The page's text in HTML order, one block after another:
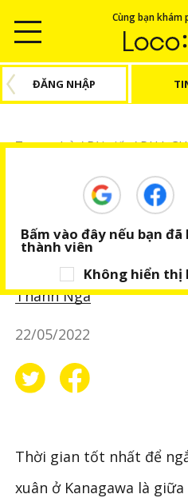
Cùng bạn khám
ĐĂNG NHẬP
Trang chủ/Bài viết/DU LỊCH
hồng quy mô hơn 1000 gốc
Địa điểm khác BÀI
7 vườn hồng quy
Kanagawa (năm 2022)
Thanh Nga
22/05/2022
Thời gian tốt nhất để
xuân ở Kanagawa là
Không hiển thị
Bấm vào đây nếu bạn đã
thành viên